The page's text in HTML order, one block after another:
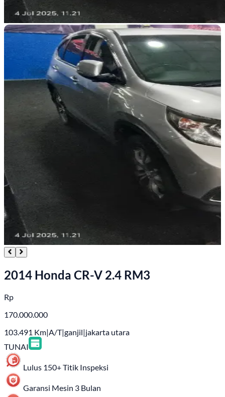
2014 Honda CR-V 2.4 RM3
Rp
170.000.000
103.491 Km|A/T|ganjil|jakarta utara
TUNAI
Lulus 150+ Titik Inspeksi
Garansi Mesin 3 Bulan